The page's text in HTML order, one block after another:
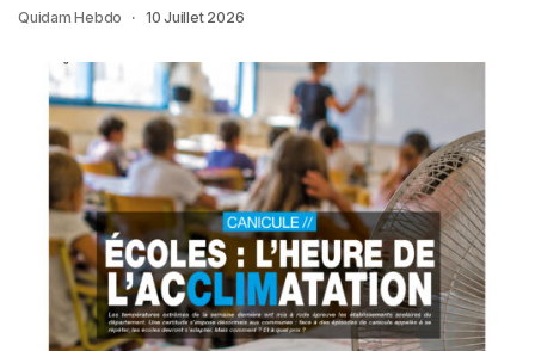
Quidam Hebdo 10 Juillet 2026